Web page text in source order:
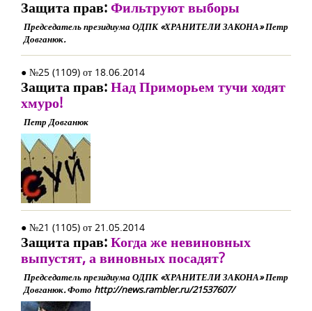
Защита прав:Фильтруют выборы
Председатель президиума ОДПК «ХРАНИТЕЛИ ЗАКОНА» Петр
Довганюк.
● №25 (1109) от 18.06.2014
Защита прав:Над Приморьем тучи ходят
хмуро!
Петр Довганюк
● №21 (1105) от 21.05.2014
Защита прав:Когда же невиновных
выпустят, а виновных посадят?
Председатель президиума ОДПК «ХРАНИТЕЛИ ЗАКОНА» Петр
Довганюк. Фото http://news.rambler.ru/21537607/